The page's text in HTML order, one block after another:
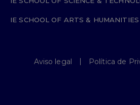
IE SCHOOL OF ARTS & HUMANITIES
Aviso legal Política de